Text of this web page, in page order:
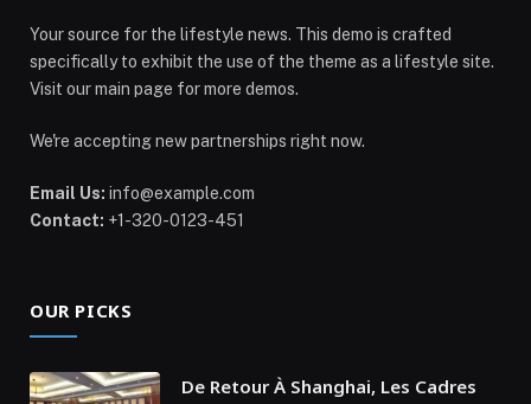
Your source for the lifestyle news. This demo is crafted
specifically to exhibit the use of the theme as a lifestyle site.
Visit our main page for more demos.
We're accepting new partnerships right now.
Email Us: info@example.com
Contact: +1-320-0123-451
OUR PICKS
De Retour À Shanghai, Les Cadres